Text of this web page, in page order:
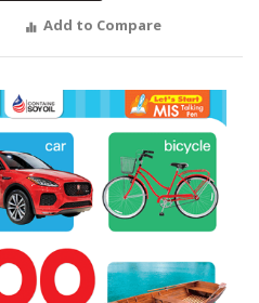
Add to Compare